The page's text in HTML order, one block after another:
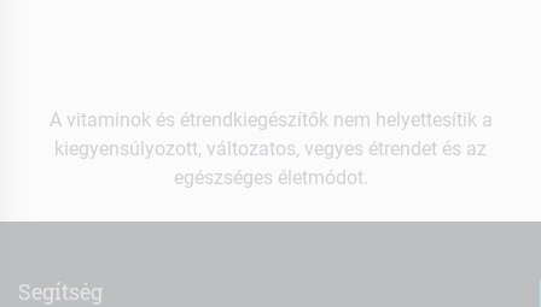
A vitaminok és étrendkiegészítők nem helyettesítik a
kiegyensúlyozott, változatos, vegyes étrendet és az
egészséges életmódot.
Segítség